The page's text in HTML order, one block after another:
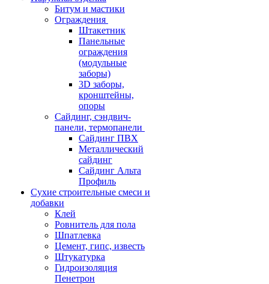
Битум и мастики
Ограждения
Штакетник
Панельные
ограждения
(модульные
заборы)
3D заборы,
кронштейны,
опоры
Cайдинг, сэндвич-
панели, термопанели
Сайдинг ПВХ
Металлический
сайдинг
Сайдинг Альта
Профиль
Сухие строительные смеси и
добавки
Клей
Ровнитель для пола
Шпатлевка
Цемент, гипс, известь
Штукатурка
Гидроизоляция
Пенетрон